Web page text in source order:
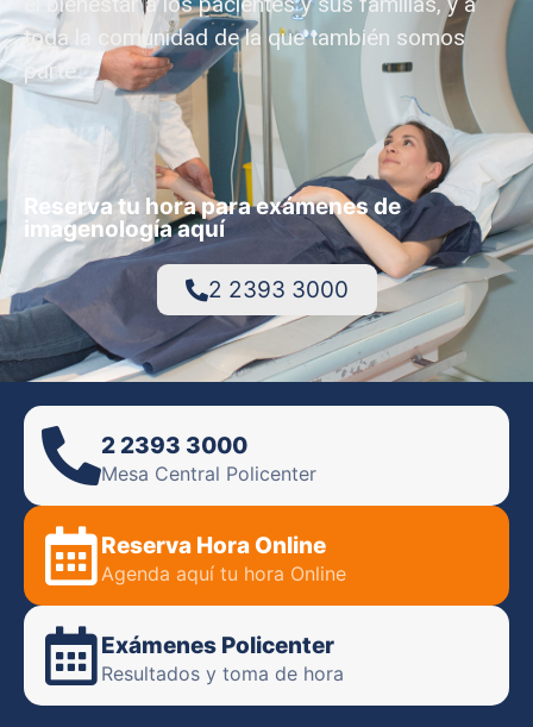
toda la comunidad de la que también somos
parte.
Reserva tu hora para exámenes de
imagenología aquí
2 2393 3000
2 2393 3000
Mesa Central Policenter
Reserva Hora Online
Agenda aquí tu hora Online
Exámenes Policenter
Resultados y toma de hora